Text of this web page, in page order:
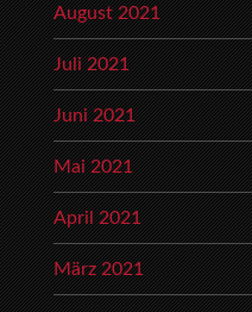
August 2021
Juli 2021
Juni 2021
Mai 2021
April 2021
März 2021